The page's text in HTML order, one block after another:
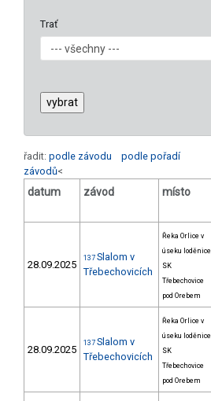
Trať
řadit: podle závodu podle pořadí
závodů<
datum závod místo
28.09.2025
137 Slalom v
Třebechovicích
Řeka Orlice v
úseku loděnice
SK
Třebechovice
pod Orebem
28.09.2025
137 Slalom v
Třebechovicích
Řeka Orlice v
úseku loděnice
SK
Třebechovice
pod Orebem